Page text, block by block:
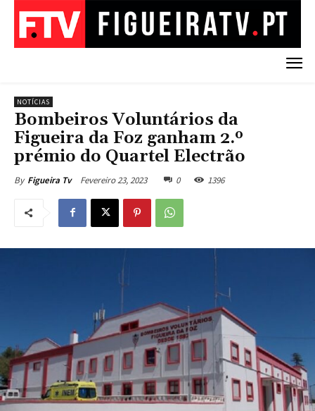
NOTÍCIAS
Bombeiros Voluntários da
Figueira da Foz ganham 2.º
prémio do Quartel Electrão
By Figueira Tv Fevereiro 23, 2023 0 1396